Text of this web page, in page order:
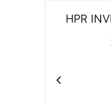
HPR